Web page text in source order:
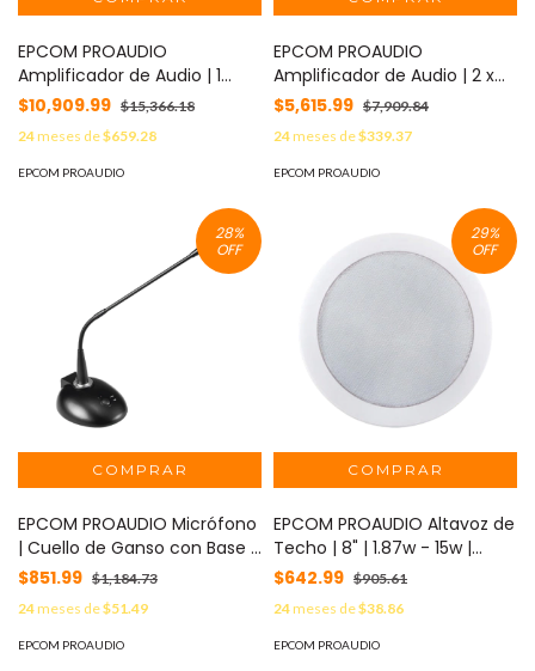
EPCOM PROAUDIO
Amplificador de Audio | 1
canal | 350 W | Sistema 100V
y Baja Impedancia | 4
Entradas de Micrófono
Balanceadas | Bluetooth |
Rack MOD: EP-B350DTB
$10,909.99 $15,366.18
24meses de$659.28
EPCOM PROAUDIO
EPCOM PROAUDIO
Amplificador de Audio | 2 x
60W | Baja Impedancia 4 -
8Ω | Reproductor Bluetooth,
FM, USB, SD | Efectos
Integrados Delay, Echo,
$5,615.99 $7,909.84
24meses de$339.37
EPCOM PROAUDIO
28%
OFF
EPCOM PROAUDIO Micrófono
| Cuello de Ganso con Base |
Soporta Phantom | Salida
Balanceada XLR MOD: EP-338
$851.99 $1,184.73
24meses de$51.49
EPCOM PROAUDIO
29%
OFF
EPCOM PROAUDIO Altavoz de
Techo | 8" | 1.87w - 15w |
70/100v | Material ABS | Rejilla
Metálica MOD: EP-208BC
$642.99 $905.61
24meses de$38.86
EPCOM PROAUDIO